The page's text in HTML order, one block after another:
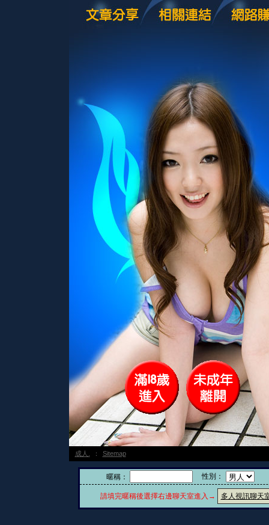
成人. ： Sitemap
暱稱： 性別：
請填完暱稱後選擇右邊聊天室進入→ 多人視訊聊天